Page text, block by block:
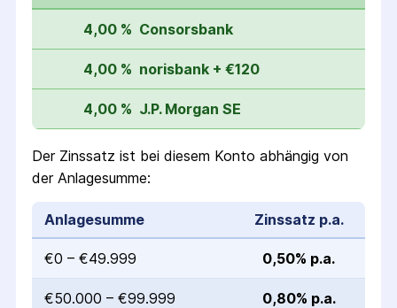
4,00 % Consorsbank
4,00 % norisbank + €120
4,00 % J.P. Morgan SE
Der Zinssatz ist bei diesem Konto abhängig von
der Anlagesumme:
Anlagesumme Zinssatz p.a.
€0 – €49.999 0,50% p.a.
€50.000 – €99.999 0,80% p.a.